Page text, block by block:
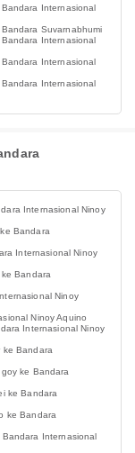
Internasional
Suvarnabhumi
Internasional
Internasional
Internasional
Internasional Ninoy
Bandara
Internasional Ninoy
Bandara
Ninoy
Ninoy Aquino
Internasional Ninoy
ke Bandara
ke Bandara
ke Bandara
ke Bandara
Internasional